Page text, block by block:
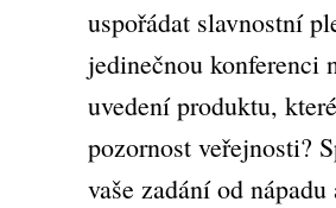
uspořádat slavnostní
jedinečnou konferenci
uvedení produktu,
pozornost veřejnosti?
vaše zadání od nápadu